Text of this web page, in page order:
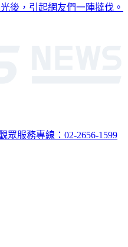
後，引起網友們一陣撻伐。
眾服務專線：02-2656-1599